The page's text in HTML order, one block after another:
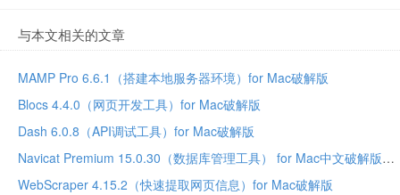
与本文相关的文章
MAMP Pro 6.6.1（搭建本地服务器环境）for Mac破解版
Blocs 4.4.0（网页开发工具）for Mac破解版
Dash 6.0.8（API调试工具）for Mac破解版
Navicat Premium 15.0.30（数据库管理工具） for Mac中文破解版
WebScraper 4.15.2（快速提取网页信息）for Mac破解版